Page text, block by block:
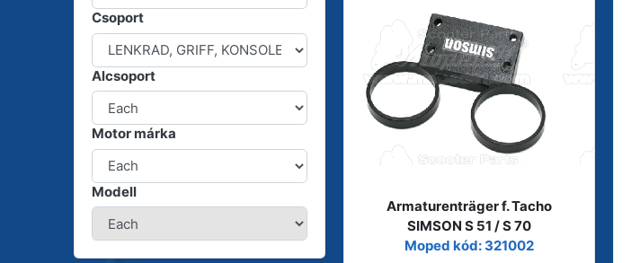
Csoport
Alcsoport
Motor márka
Modell
Armaturenträger f. Tacho
SIMSON S 51 / S 70
Moped kód: 321002